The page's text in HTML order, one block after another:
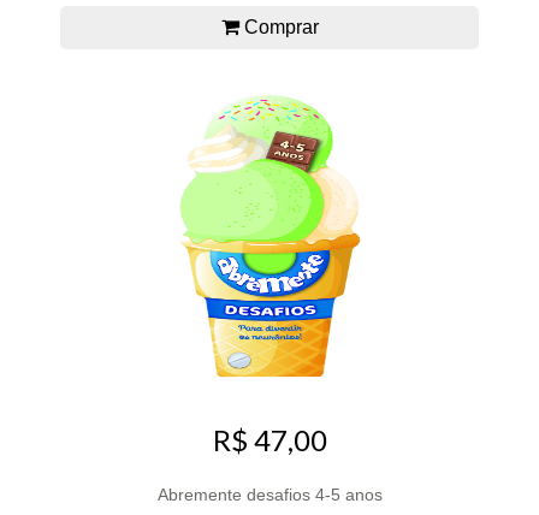
Comprar
R$ 47,00
Abremente desafios 4-5 anos